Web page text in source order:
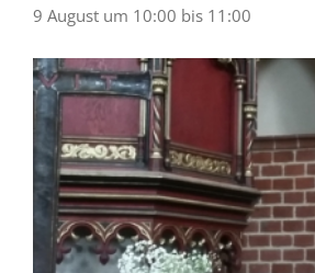
9 August um 10:00 bis 11:00